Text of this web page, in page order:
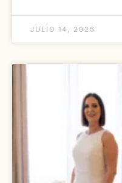
JULIO 14, 2026